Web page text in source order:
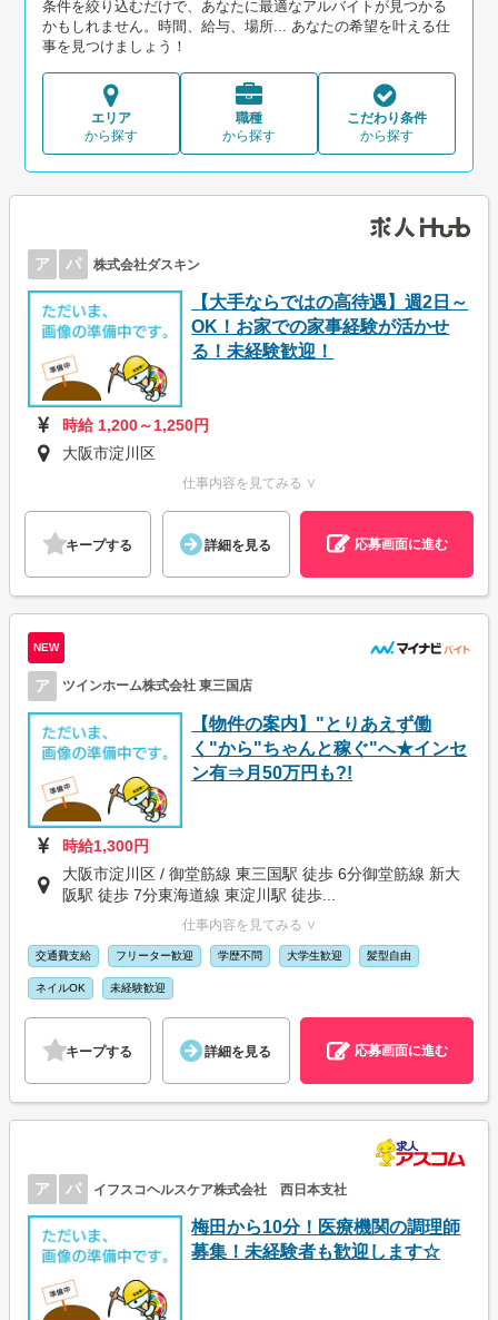
条件を絞り込むだけで、あなたに最適なアルバイトが見つかる
かもしれません。時間、給与、場所... あなたの希望を叶える仕
事を見つけましょう！
エリア
から探す
職種
から探す
こだわり条件
から探す
ア パ 株式会社ダスキン
【大手ならではの高待遇】週2日～
OK！お家での家事経験が活かせ
る！未経験歓迎！
時給 1,200～1,250円
大阪市淀川区
仕事内容を見てみる ∨
キープする 詳細を見る 応募画面に進む
NEW
ア ツインホーム株式会社 東三国店
【物件の案内】"とりあえず働
く"から"ちゃんと稼ぐ"へ★インセ
ン有⇒月50万円も?!
時給1,300円
大阪市淀川区 / 御堂筋線 東三国駅 徒歩 6分御堂筋線 新大
阪駅 徒歩 7分東海道線 東淀川駅 徒歩...
仕事内容を見てみる ∨
交通費支給 フリーター歓迎 学歴不問 大学生歓迎 髪型自由
ネイルOK 未経験歓迎
キープする 詳細を見る 応募画面に進む
ア パ イフスコヘルスケア株式会社 西日本支社
梅田から10分！医療機関の調理師
募集！未経験者も歓迎します☆